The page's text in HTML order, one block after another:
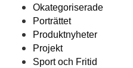
Okategoriserade
Porträttet
Produktnyheter
Projekt
Sport och Fritid